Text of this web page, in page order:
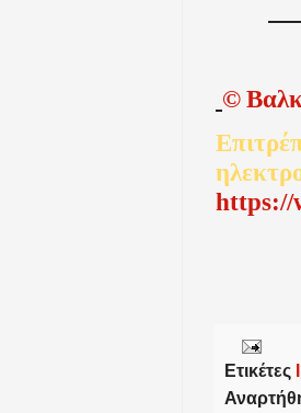
©
https://
Ετικέτες